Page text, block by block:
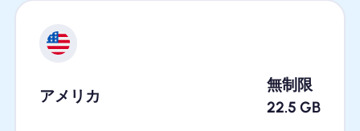
アメリカ
無制限
22.5 GB